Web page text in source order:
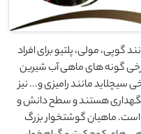
مولی، پلتیو برای افراد
گونه های ماهی آب شیرین
مانند رامیزی و... نیز
هستند و سطح دانش و
است. ماهیان گوشتخوار بزرگ